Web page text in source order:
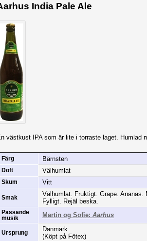
India Pale Ale
västkust IPA som är lite i torraste laget. Humlad
Färg Bärnsten
Doft Välhumlat
Skum Vitt
Smak
Välhumlat. Fruktigt. Grape. Ananas.
Fylligt. Rejäl beska.
Passande
musik
Martin og Sofie: Aarhus
Ursprung
Danmark
(Köpt på Fötex)